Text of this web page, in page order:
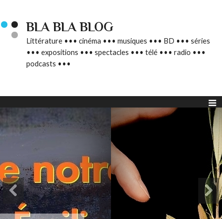
BLA BLA BLOG
Littérature ••• cinéma ••• musiques ••• BD ••• séries
••• expositions ••• spectacles ••• télé ••• radio •••
podcasts •••